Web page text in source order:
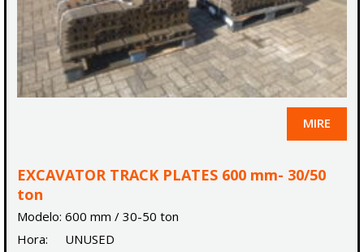
MIRE
EXCAVATOR TRACK PLATES 600 mm- 30/50
ton
Modelo: 600 mm / 30-50 ton
Hora:
UNUSED